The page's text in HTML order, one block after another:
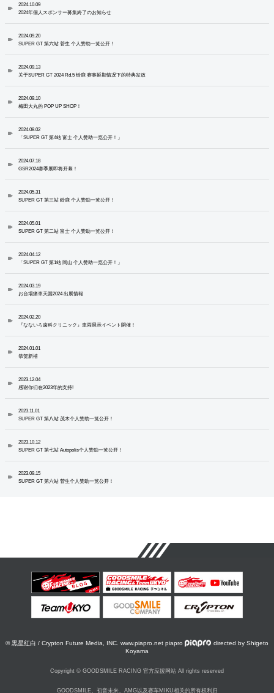
2024.10.09
2024年個人スポンサー募集終了のお知らせ
2024.09.20
SUPER GT 第六站 菅生 个人赞助一览公开！
2024.09.13
关于SUPER GT 2024 Rd.5 铃鹿 赛事延期情况下的特典发放
2024.09.10
梅田大丸的 POP UP SHOP！
2024.08.02
「SUPER GT 第4站 富士 个人赞助一览公开！」
2024.07.18
GSR2024赛季展即将开幕！
2024.05.31
SUPER GT 第三站 鈴鹿 个人赞助一览公开！
2024.05.01
SUPER GT 第二站 富士 个人赞助一览公开！
2024.04.12
「SUPER GT 第1站 岡山 个人赞助一览公开！」
2024.03.19
お台場痛車天国2024 出展情報
2024.02.20
『なないろ歯科クリニック』車両展示イベント開催！
2024.01.01
恭贺新禧
2023.12.04
感谢你们在2023年的支持!
2023.11.01
SUPER GT 第八站 茂木个人赞助一览公开！
2023.10.12
SUPER GT 第七站 Autopolis个人赞助一览公开！
2023.09.15
SUPER GT 第六站 菅生个人赞助一览公开！
© 黒星紅白 / Crypton Future Media, INC. www.piapro.net piapro
directed by Shigeto
Koyama
Copyright © GOODSMILE RACING 官方应援网站 All rights reserved
GOODSMILE、初音未来、AMG以及赛车MIKU相关的所有权利归